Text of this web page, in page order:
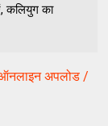
कलियुग का
अपलोड /